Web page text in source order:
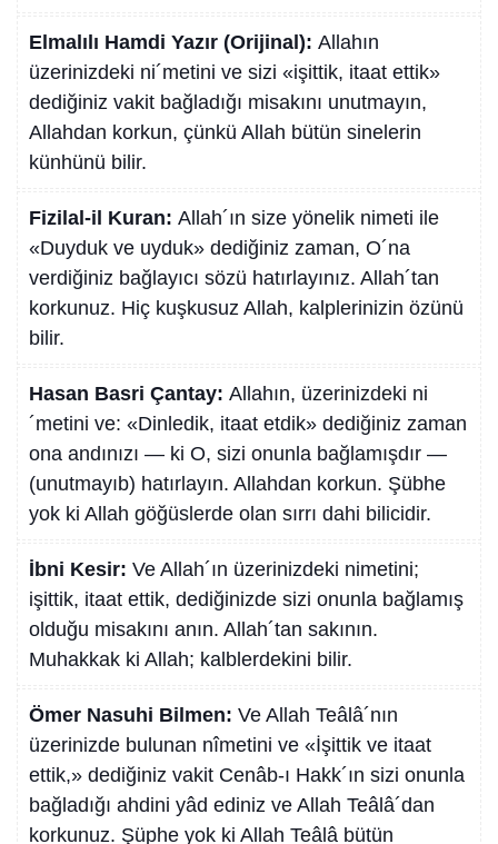
Elmalılı Hamdi Yazır (Orijinal): Allahın
üzerinizdeki ni´metini ve sizi «işittik, itaat ettik»
dediğiniz vakit bağladığı misakını unutmayın,
Allahdan korkun, çünkü Allah bütün sinelerin
künhünü bilir.
Fizilal-il Kuran: Allah´ın size yönelik nimeti ile
«Duyduk ve uyduk» dediğiniz zaman, O´na
verdiğiniz bağlayıcı sözü hatırlayınız. Allah´tan
korkunuz. Hiç kuşkusuz Allah, kalplerinizin özünü
bilir.
Hasan Basri Çantay: Allahın, üzerinizdeki ni
´metini ve: «Dinledik, itaat etdik» dediğiniz zaman
ona andınızı — ki O, sizi onunla bağlamışdır —
(unutmayıb) hatırlayın. Allahdan korkun. Şübhe
yok ki Allah göğüslerde olan sırrı dahi bilicidir.
İbni Kesir: Ve Allah´ın üzerinizdeki nimetini;
işittik, itaat ettik, dediğinizde sizi onunla bağlamış
olduğu misakını anın. Allah´tan sakının.
Muhakkak ki Allah; kalblerdekini bilir.
Ömer Nasuhi Bilmen: Ve Allah Teâlâ´nın
üzerinizde bulunan nîmetini ve «İşittik ve itaat
ettik,» dediğiniz vakit Cenâb-ı Hakk´ın sizi onunla
bağladığı ahdini yâd ediniz ve Allah Teâlâ´dan
korkunuz. Şüphe yok ki Allah Teâlâ bütün